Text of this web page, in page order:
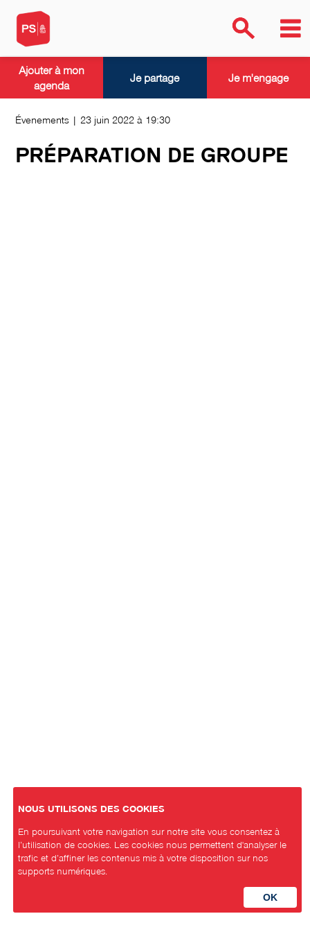
Évenements | 23 juin 2022 à 19:30
PRÉPARATION DE GROUPE
Ajouter à mon
agenda
Je partage Je m'engage
NOUS UTILISONS DES COOKIES
En poursuivant votre navigation sur notre site vous consentez à
l’utilisation de cookies. Les cookies nous permettent d'analyser le
trafic et d’affiner les contenus mis à votre disposition sur nos
supports numériques.